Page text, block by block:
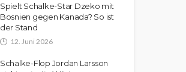
Spielt Schalke-Star Dzeko mit
Bosnien gegen Kanada? So ist
der Stand
12. Juni 2026
Schalke-Flop Jordan Larsson